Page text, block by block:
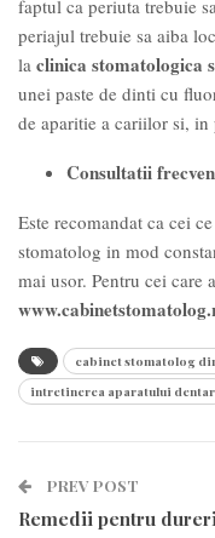
faptul ca periuta trebuie
periajul trebuie sa aiba
la clinica stomatologica
unei paste de dinti cu
de aparitie a cariilor si, in
Consultatii
Este recomandat ca cei
stomatolog in mod
mai usor. Pentru cei care
cabinet stomatolog
intretinerea aparatului dentar
PREV POST
Remedii pentru